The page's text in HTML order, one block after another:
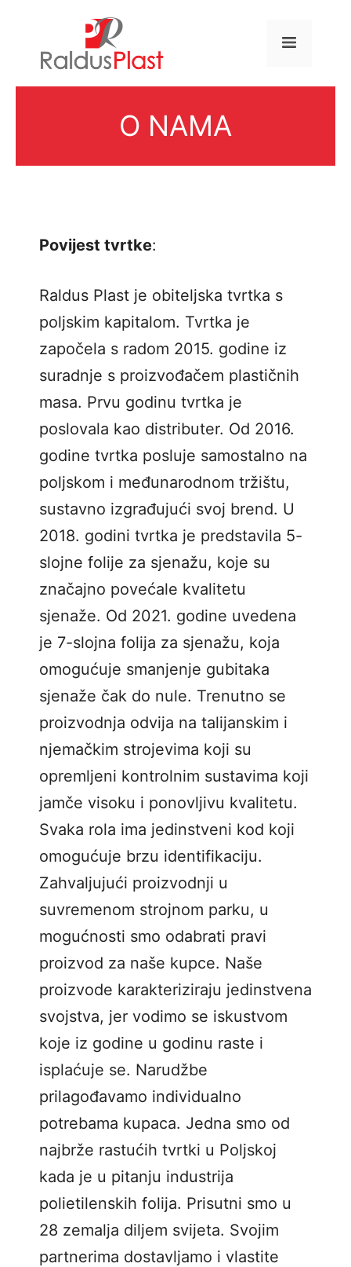
sadržaj
O NAMA
Povijest tvrtke:
Raldus Plast je obiteljska tvrtka s
poljskim kapitalom. Tvrtka je
započela s radom 2015. godine iz
suradnje s proizvođačem plastičnih
masa. Prvu godinu tvrtka je
poslovala kao distributer. Od 2016.
godine tvrtka posluje samostalno na
poljskom i međunarodnom tržištu,
sustavno izgrađujući svoj brend. U
2018. godini tvrtka je predstavila 5-
slojne folije za sjenažu, koje su
značajno povećale kvalitetu
sjenaže. Od 2021. godine uvedena
je 7-slojna folija za sjenažu, koja
omogućuje smanjenje gubitaka
sjenaže čak do nule. Trenutno se
proizvodnja odvija na talijanskim i
njemačkim strojevima koji su
opremljeni kontrolnim sustavima koji
jamče visoku i ponovljivu kvalitetu.
Svaka rola ima jedinstveni kod koji
omogućuje brzu identifikaciju.
Zahvaljujući proizvodnji u
suvremenom strojnom parku, u
mogućnosti smo odabrati pravi
proizvod za naše kupce. Naše
proizvode karakteriziraju jedinstvena
svojstva, jer vodimo se iskustvom
koje iz godine u godinu raste i
isplaćuje se. Narudžbe
prilagođavamo individualno
potrebama kupaca. Jedna smo od
najbrže rastućih tvrtki u Poljskoj
kada je u pitanju industrija
polietilenskih folija. Prisutni smo u
28 zemalja diljem svijeta. Svojim
partnerima dostavljamo i vlastite